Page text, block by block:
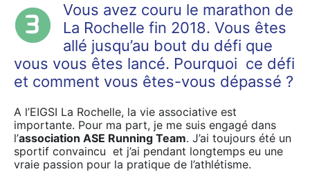
Vous avez couru le marathon de
La Rochelle fin 2018. Vous êtes
allé jusqu’au bout du défi que
vous vous êtes lancé. Pourquoi ce défi
et comment vous êtes-vous dépassé ?
A l’EIGSI La Rochelle, la vie associative est
importante. Pour ma part, je me suis engagé dans
l’association ASE Running Team. J’ai toujours été un
sportif convaincu et j’ai pendant longtemps eu une
vraie passion pour la pratique de l’athlétisme.